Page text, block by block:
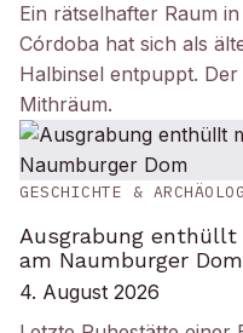
Ein rätselhafter Raum
Córdoba hat sich als
Halbinsel entpuppt.
Mithräum.
GESCHICHTE &
Ausgrabung
am Naumburger Dom
4. August 2026